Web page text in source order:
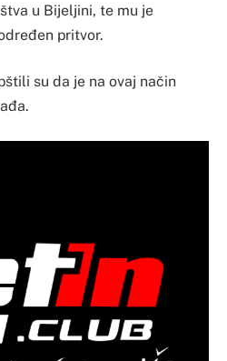
u Bijeljini, te mu je
pritvor.
su da je na ovaj način